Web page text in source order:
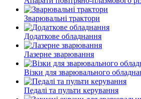
Зварювальні трактори
Додаткове обладнання
Лазерне зварювання
Візки для зварювального
Педалі та пульти керування